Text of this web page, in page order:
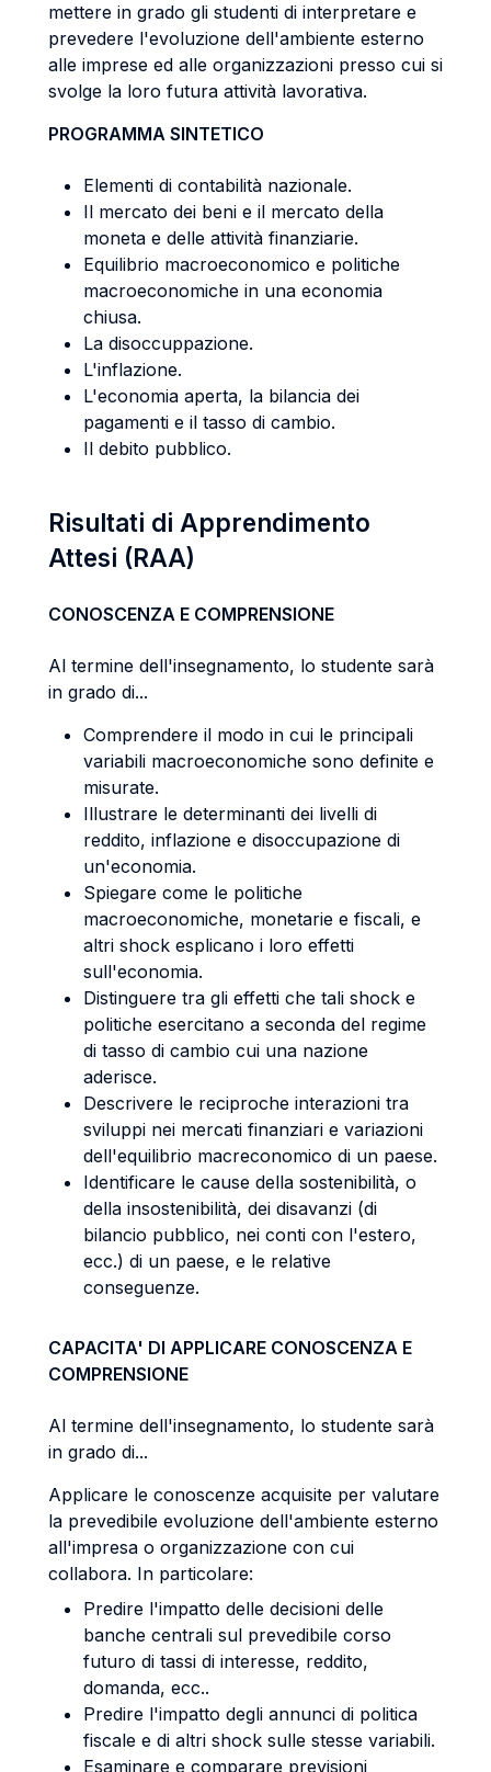
mettere in grado gli studenti di interpretare e
prevedere l'evoluzione dell'ambiente esterno
alle imprese ed alle organizzazioni presso cui si
svolge la loro futura attività lavorativa.
PROGRAMMA SINTETICO
Elementi di contabilità nazionale.
Il mercato dei beni e il mercato della
moneta e delle attività finanziarie.
Equilibrio macroeconomico e politiche
macroeconomiche in una economia
chiusa.
La disoccuppazione.
L'inflazione.
L'economia aperta, la bilancia dei
pagamenti e il tasso di cambio.
Il debito pubblico.
Risultati di Apprendimento
Attesi (RAA)
CONOSCENZA E COMPRENSIONE
Al termine dell'insegnamento, lo studente sarà
in grado di...
Comprendere il modo in cui le principali
variabili macroeconomiche sono definite e
misurate.
Illustrare le determinanti dei livelli di
reddito, inflazione e disoccupazione di
un'economia.
Spiegare come le politiche
macroeconomiche, monetarie e fiscali, e
altri shock esplicano i loro effetti
sull'economia.
Distinguere tra gli effetti che tali shock e
politiche esercitano a seconda del regime
di tasso di cambio cui una nazione
aderisce.
Descrivere le reciproche interazioni tra
sviluppi nei mercati finanziari e variazioni
dell'equilibrio macreconomico di un paese.
Identificare le cause della sostenibilità, o
della insostenibilità, dei disavanzi (di
bilancio pubblico, nei conti con l'estero,
ecc.) di un paese, e le relative
conseguenze.
CAPACITA' DI APPLICARE CONOSCENZA E
COMPRENSIONE
Al termine dell'insegnamento, lo studente sarà
in grado di...
Applicare le conoscenze acquisite per valutare
la prevedibile evoluzione dell'ambiente esterno
all'impresa o organizzazione con cui
collabora. In particolare:
Predire l'impatto delle decisioni delle
banche centrali sul prevedibile corso
futuro di tassi di interesse, reddito,
domanda, ecc..
Predire l'impatto degli annunci di politica
fiscale e di altri shock sulle stesse variabili.
Esaminare e comparare previsioni